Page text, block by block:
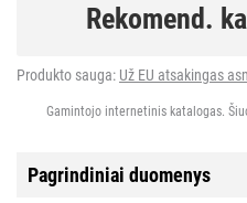
Rekomend.
Produkto sauga: Už EU atsakingas
Gamintojo internetinis katalogas.
Pagrindiniai duomenys